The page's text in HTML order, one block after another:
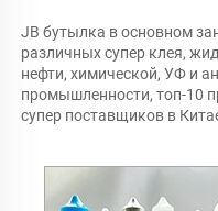
JB бутылка в основном
различных супер клея,
нефти, химической, УФ и
промышленности, топ-10
супер поставщиков в